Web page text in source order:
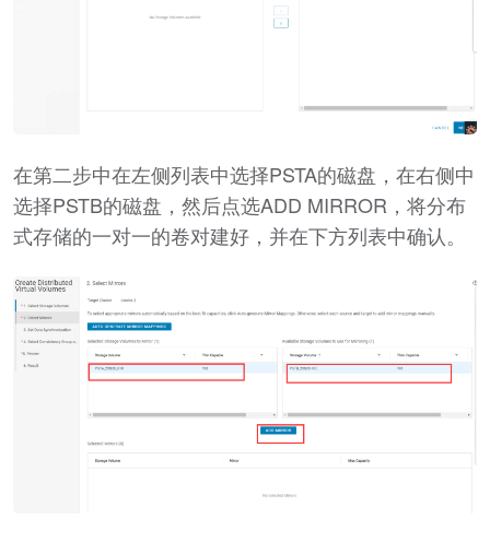
在第二步中在左侧列表中选择PSTA的磁盘，在右侧中
选择PSTB的磁盘，然后点选ADD MIRROR，将分布
式存储的一对一的卷对建好，并在下方列表中确认。